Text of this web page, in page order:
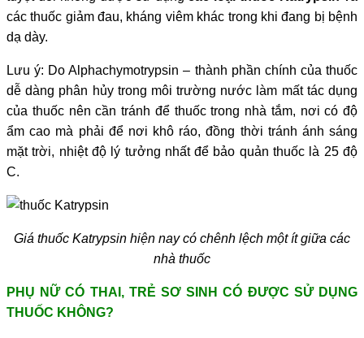
các thuốc giảm đau, kháng viêm khác trong khi đang bị bệnh
dạ dày.
Lưu ý: Do Alphachymotrypsin – thành phần chính của thuốc
dễ dàng phân hủy trong môi trường nước làm mất tác dụng
của thuốc nên cần tránh để thuốc trong nhà tắm, nơi có độ
ẩm cao mà phải để nơi khô ráo, đồng thời tránh ánh sáng
mặt trời, nhiệt độ lý tưởng nhất để bảo quản thuốc là 25 độ
C.
Giá thuốc Katrypsin hiện nay có chênh lệch một ít giữa các
nhà thuốc
PHỤ NỮ CÓ THAI, TRẺ SƠ SINH CÓ ĐƯỢC SỬ DỤNG
THUỐC KHÔNG?